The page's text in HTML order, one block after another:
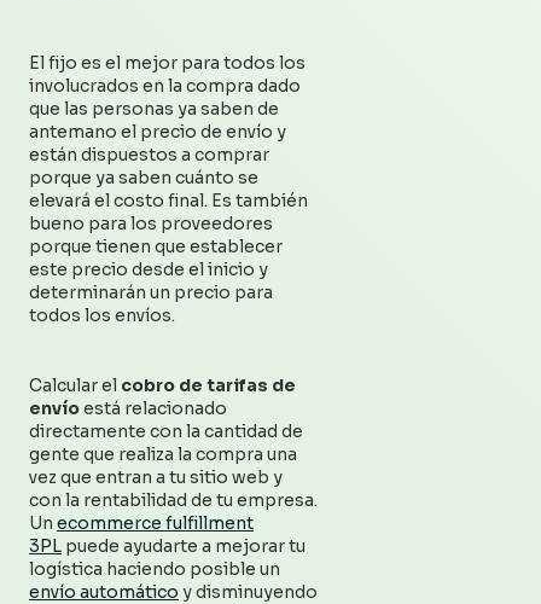
El fijo es el mejor para todos los
involucrados en la compra dado
que las personas ya saben de
antemano el precio de envío y
están dispuestos a comprar
porque ya saben cuánto se
elevará el costo final. Es también
bueno para los proveedores
porque tienen que establecer
este precio desde el inicio y
determinarán un precio para
todos los envíos.
Calcular el cobro de tarifas de
envíoestá relacionado
directamente con la cantidad de
gente que realiza la compra una
vez que entran a tu sitio web y
con la rentabilidad de tu empresa.
Un ecommerce fulfillment
3PL puede ayudarte a mejorar tu
logística haciendo posible un
envío automático y disminuyendo